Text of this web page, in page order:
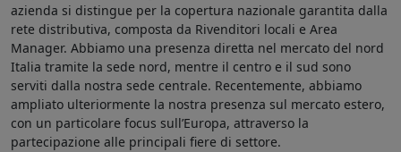
azienda si distingue per la copertura nazionale garantita dalla
rete distributiva, composta da Rivenditori locali e Area
Manager. Abbiamo una presenza diretta nel mercato del nord
Italia tramite la sede nord, mentre il centro e il sud sono
serviti dalla nostra sede centrale. Recentemente, abbiamo
ampliato ulteriormente la nostra presenza sul mercato estero,
con un particolare focus sull’Europa, attraverso la
partecipazione alle principali fiere di settore.